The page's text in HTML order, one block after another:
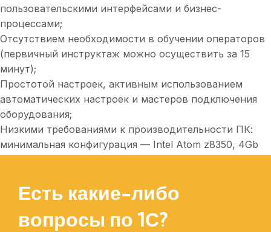
пользовательскими интерфейсами и бизнес-
процессами;
Отсутствием необходимости в обучении операторов
(первичный инструктаж можно осуществить за 15
минут);
Простотой настроек, активным использованием
автоматических настроек и мастеров подключения
оборудования;
Низкими требованиями к производительности ПК:
минимальная конфигурация — Intel Atom z8350, 4Gb
Есть какие-либо
вопросы по 1С?